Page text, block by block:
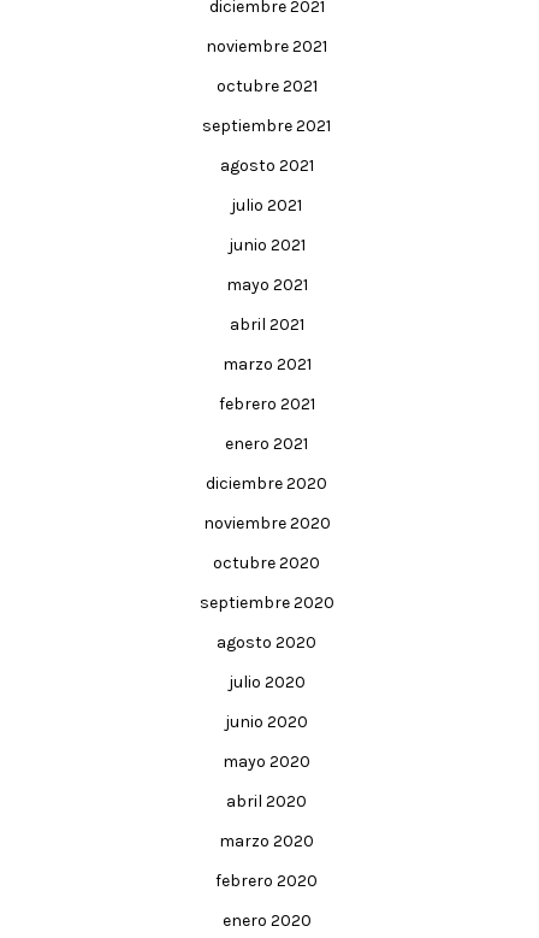
diciembre 2021
noviembre 2021
octubre 2021
septiembre 2021
agosto 2021
julio 2021
junio 2021
mayo 2021
abril 2021
marzo 2021
febrero 2021
enero 2021
diciembre 2020
noviembre 2020
octubre 2020
septiembre 2020
agosto 2020
julio 2020
junio 2020
mayo 2020
abril 2020
marzo 2020
febrero 2020
enero 2020